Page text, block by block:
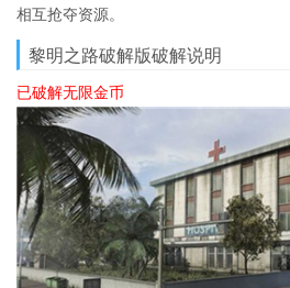
相互抢夺资源。
黎明之路破解版破解说明
已破解无限金币